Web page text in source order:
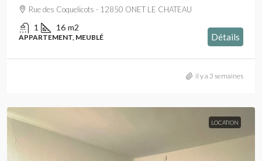
Rue des Coquelicots - 12850 ONET LE CHATEAU
1 16 m2
APPARTEMENT, MEUBLÉ Détails
il y a 3 semaines
LOCATION